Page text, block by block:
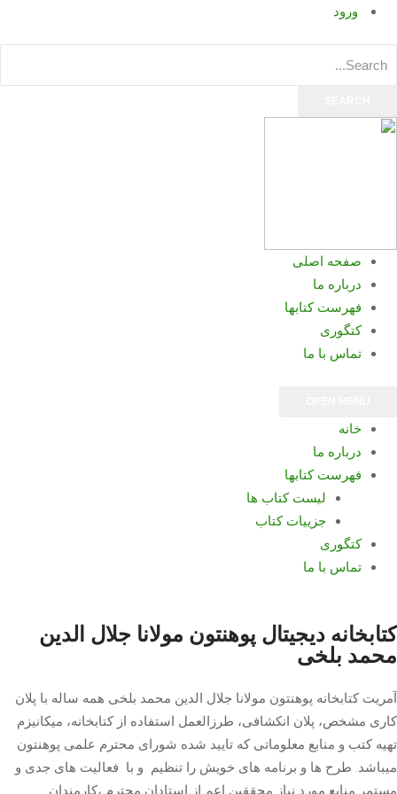
ورود
صفحه اصلی
درباره ما
فهرست کتابها
کتگوری
تماس با ما
خانه
درباره ما
فهرست کتابها
لیست کتاب ها
جزییات کتاب
کتگوری
تماس با ما
کتابخانه دیجیتال پوهنتون مولانا جلال الدین
محمد بلخی
آمریت کتابخانه پوهنتون مولانا جلال الدین محمد بلخی همه ساله با پلان
کاری مشخص، پلان انکشافی، طرزالعمل استفاده از کتابخانه، میکانیزم
تهیه کتب و منابع معلوماتی که تایید شده شورای محترم علمی پوهنتون
میباشد. طرح ها و برنامه های خویش را تنظیم و با فعالیت های جدی و
مستمر منابع مورد نیاز محققین اعم از استادان محترم ،کارمندان